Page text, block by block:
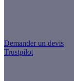
Demander un devis
Trustpilot